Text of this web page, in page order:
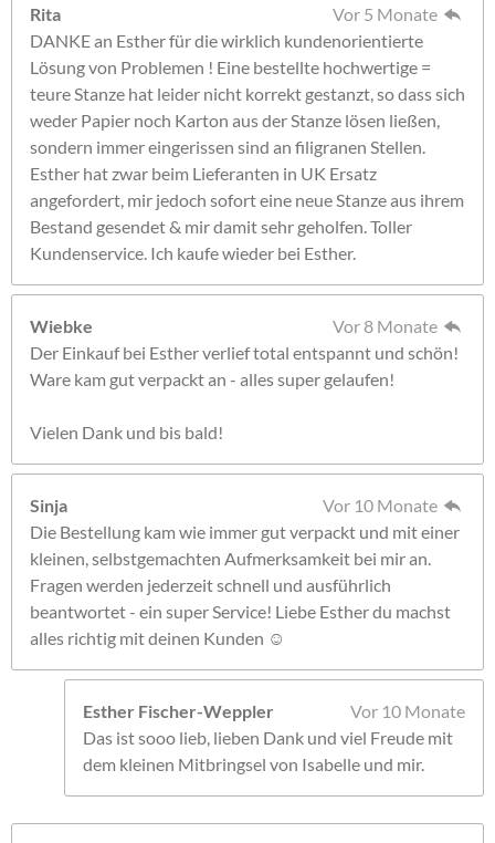
Rita
Vor 5 Monate
DANKE an Esther für die wirklich kundenorientierte
Lösung von Problemen ! Eine bestellte hochwertige =
teure Stanze hat leider nicht korrekt gestanzt, so dass sich
weder Papier noch Karton aus der Stanze lösen ließen,
sondern immer eingerissen sind an filigranen Stellen.
Esther hat zwar beim Lieferanten in UK Ersatz
angefordert, mir jedoch sofort eine neue Stanze aus ihrem
Bestand gesendet & mir damit sehr geholfen. Toller
Kundenservice. Ich kaufe wieder bei Esther.
Wiebke
Vor 8 Monate
Der Einkauf bei Esther verlief total entspannt und schön!
Ware kam gut verpackt an - alles super gelaufen!
Vielen Dank und bis bald!
Sinja
Vor 10 Monate
Die Bestellung kam wie immer gut verpackt und mit einer
kleinen, selbstgemachten Aufmerksamkeit bei mir an.
Fragen werden jederzeit schnell und ausführlich
beantwortet - ein super Service! Liebe Esther du machst
alles richtig mit deinen Kunden ☺️
Esther Fischer-Weppler
Vor 10 Monate
Das ist sooo lieb, lieben Dank und viel Freude mit
dem kleinen Mitbringsel von Isabelle und mir.